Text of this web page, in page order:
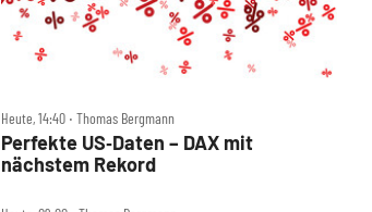
Heute, 14:40 ‧ Thomas Bergmann
Perfekte US‑Daten – DAX mit
nächstem Rekord